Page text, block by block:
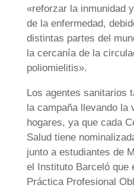
«reforzar la inmunidad
de la enfermedad,
distintas partes del
la cercanía de la
poliomielitis».
Los agentes sanitarios
la campaña llevando la
hogares, ya que cada
Salud tiene
junto a estudiantes de
el Instituto Barceló que
Práctica Profesional